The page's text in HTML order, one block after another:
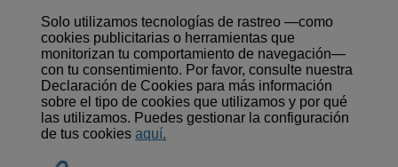
Solo utilizamos tecnologías de rastreo —como
cookies publicitarias o herramientas que
monitorizan tu comportamiento de navegación—
con tu consentimiento. Por favor, consulte nuestra
Declaración de Cookies para más información
sobre el tipo de cookies que utilizamos y por qué
las utilizamos. Puedes gestionar la configuración
de tus cookies aquí.